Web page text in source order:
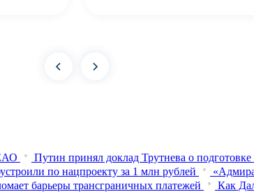
Путин принял доклад Трутнева о
по нацпроекту за 1 млн рублей
барьеры трансграничных платежей
Как